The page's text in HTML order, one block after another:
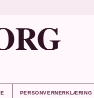
PERSONVERNERKLÆRING